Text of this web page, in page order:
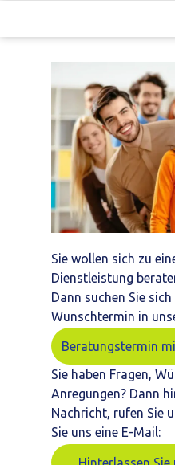
FRAGEN?
Sie wollen sich zu
Dienstleistung
Dann suchen Sie
Wunschtermin in
Beratungstermin
Sie haben Fragen,
Anregungen? Dann
Nachricht, rufen Sie
Sie uns eine E-Mail: